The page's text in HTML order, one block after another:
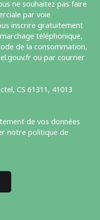
ne souhaitez pas faire
par voie
inscrire gratuitement
téléphonique,
de la consommation,
ou par courrier
CS 61311, 41013
de vos données
notre politique de